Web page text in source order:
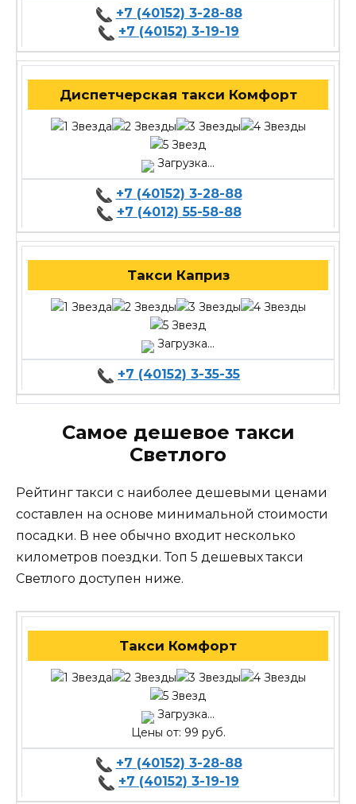
+7 (40152) 3-28-88
+7 (40152) 3-19-19
Диспетчерская такси Комфорт
Загрузка...
+7 (40152) 3-28-88
+7 (4012) 55-58-88
Такси Каприз
Загрузка...
+7 (40152) 3-35-35
Самое дешевое такси
Светлого
Рейтинг такси с наиболее дешевыми ценами
составлен на основе минимальной стоимости
посадки. В нее обычно входит несколько
километров поездки. Топ 5 дешевых такси
Светлого доступен ниже.
Такси Комфорт
Загрузка...
Цены от: 99 руб.
+7 (40152) 3-28-88
+7 (40152) 3-19-19